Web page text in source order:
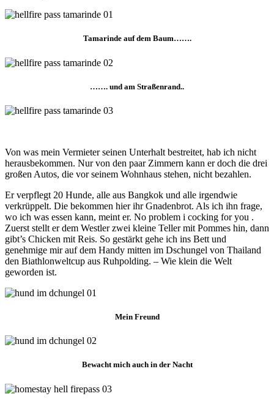
Tamarinde auf dem Baum…….
……. und am Straßenrand..
Von was mein Vermieter seinen Unterhalt bestreitet, hab ich nicht
herausbekommen. Nur von den paar Zimmern kann er doch die drei
großen Autos, die vor seinem Wohnhaus stehen, nicht bezahlen.
Er verpflegt 20 Hunde, alle aus Bangkok und alle irgendwie
verkrüppelt. Die bekommen hier ihr Gnadenbrot. Als ich ihn frage,
wo ich was essen kann, meint er. No problem i cocking for you .
Zuerst stellt er dem Westler zwei kleine Teller mit Pommes hin, dann
gibt’s Chicken mit Reis. So gestärkt gehe ich ins Bett und
genehmige mir auf dem Handy mitten im Dschungel von Thailand
den Biathlonweltcup aus Ruhpolding. – Wie klein die Welt
geworden ist.
Mein Freund
Bewacht mich auch in der Nacht